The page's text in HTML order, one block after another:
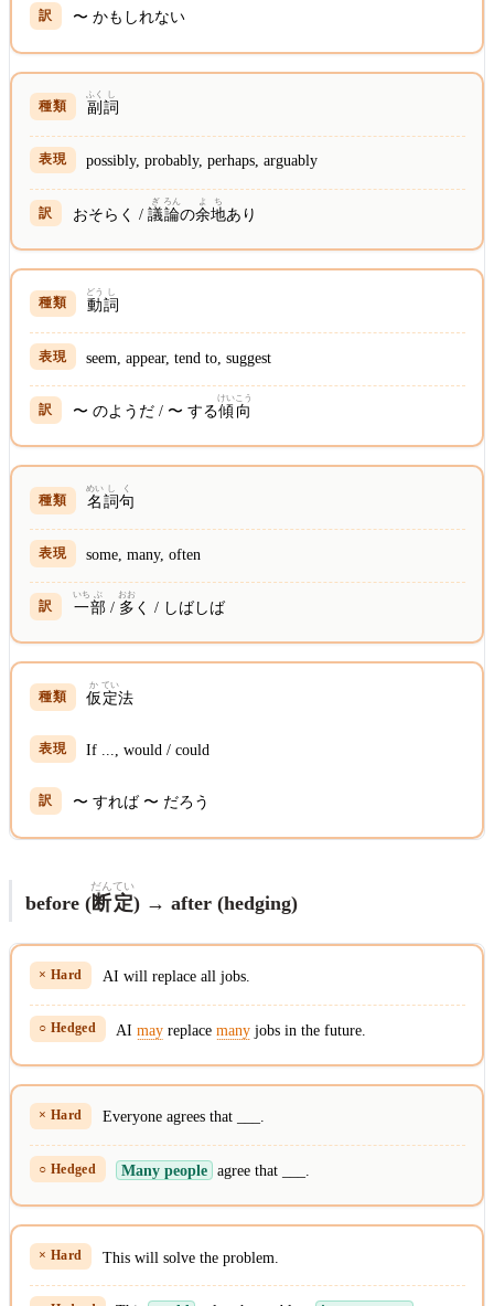
〜 かもしれない
副
ふく
詞
し
possibly, probably, perhaps, arguably
おそらく /議
ぎ
論
ろん
の余
よ
地
ち
あり
動
どう
詞
し
seem, appear, tend to, suggest
〜 のようだ / 〜 する傾
けい
向
こう
名
めい
詞句
く
some, many, often
一
いち
部
ぶ
/ 多
おお
く / しばしば
仮
か
定
てい
法
If ..., would / could
〜 すれば 〜 だろう
before (断
だん
定
てい
) → after (hedging)
AI will replace all jobs.
AImay replacemany jobs in the future.
Everyone agrees that ___.
Many people agree that ___.
This will solve the problem.